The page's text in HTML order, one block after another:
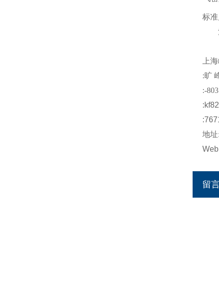
标
上海
:旷
:-803
地址
留